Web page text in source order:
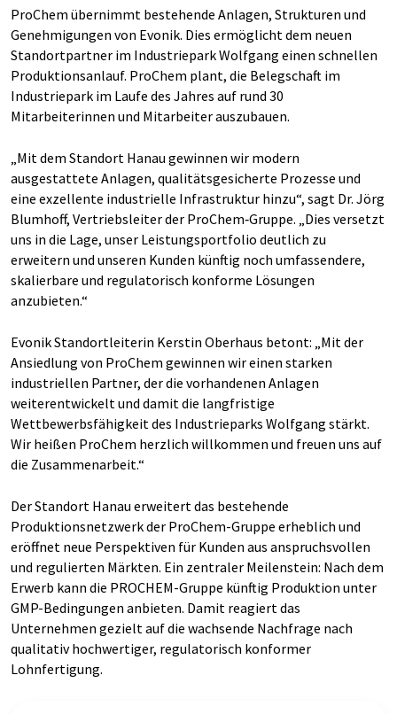
ProChem übernimmt bestehende Anlagen, Strukturen und
Genehmigungen von Evonik. Dies ermöglicht dem neuen
Standortpartner im Industriepark Wolfgang einen schnellen
Produktionsanlauf. ProChem plant, die Belegschaft im
Industriepark im Laufe des Jahres auf rund 30
Mitarbeiterinnen und Mitarbeiter auszubauen.
„Mit dem Standort Hanau gewinnen wir modern
ausgestattete Anlagen, qualitätsgesicherte Prozesse und
eine exzellente industrielle Infrastruktur hinzu“, sagt Dr. Jörg
Blumhoff, Vertriebsleiter der ProChem‑Gruppe. „Dies versetzt
uns in die Lage, unser Leistungsportfolio deutlich zu
erweitern und unseren Kunden künftig noch umfassendere,
skalierbare und regulatorisch konforme Lösungen
anzubieten.“
Evonik Standortleiterin Kerstin Oberhaus betont: „Mit der
Ansiedlung von ProChem gewinnen wir einen starken
industriellen Partner, der die vorhandenen Anlagen
weiterentwickelt und damit die langfristige
Wettbewerbsfähigkeit des Industrieparks Wolfgang stärkt.
Wir heißen ProChem herzlich willkommen und freuen uns auf
die Zusammenarbeit.“
Der Standort Hanau erweitert das bestehende
Produktionsnetzwerk der ProChem-Gruppe erheblich und
eröffnet neue Perspektiven für Kunden aus anspruchsvollen
und regulierten Märkten. Ein zentraler Meilenstein: Nach dem
Erwerb kann die PROCHEM-Gruppe künftig Produktion unter
GMP-Bedingungen anbieten. Damit reagiert das
Unternehmen gezielt auf die wachsende Nachfrage nach
qualitativ hochwertiger, regulatorisch konformer
Lohnfertigung.